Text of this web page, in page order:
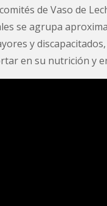
de Vaso de
se agrupa
y
en su nutrición y